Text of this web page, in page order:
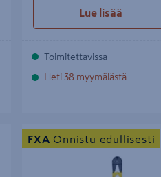
Lue lisää
Toimitettavissa
Heti 38 myymälästä
Pulttisakset FXA 750mm
FXA Onnistu edullisesti